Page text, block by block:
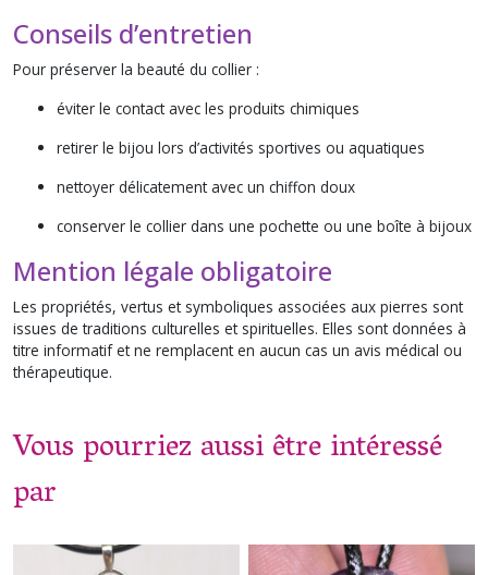
Conseils d’entretien
Pour préserver la beauté du collier :
éviter le contact avec les produits chimiques
retirer le bijou lors d’activités sportives ou aquatiques
nettoyer délicatement avec un chiffon doux
conserver le collier dans une pochette ou une boîte à bijoux
Mention légale obligatoire
Les propriétés, vertus et symboliques associées aux pierres sont
issues de traditions culturelles et spirituelles. Elles sont données à
titre informatif et ne remplacent en aucun cas un avis médical ou
thérapeutique.
Vous pourriez aussi être intéressé
par